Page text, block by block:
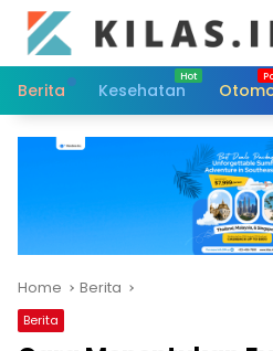
Skip
content
Berita
Kesehatan
Home Berita
Berita